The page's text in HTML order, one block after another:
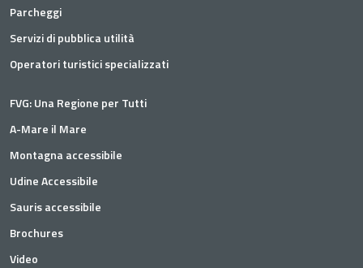
Parcheggi
Servizi di pubblica utilità
Operatori turistici specializzati
FVG: Una Regione per Tutti
A-Mare il Mare
Montagna accessibile
Udine Accessibile
Sauris accessibile
Brochures
Video